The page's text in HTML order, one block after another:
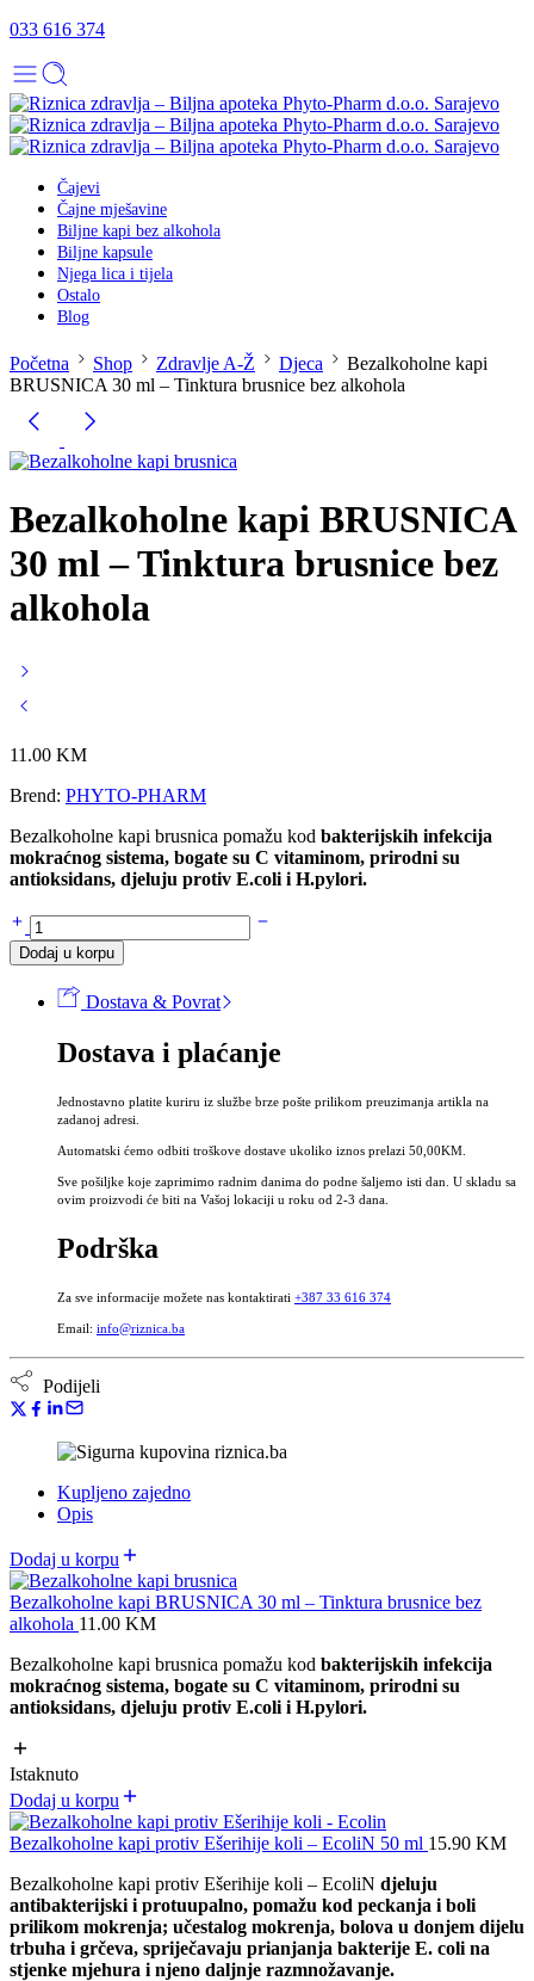
033 616 374
Čajevi
Čajne mješavine
Biljne kapi bez alkohola
Biljne kapsule
Njega lica i tijela
Ostalo
Blog
Početna Shop Zdravlje A-Ž Djeca
Bezalkoholne kapi
BRUSNICA 30 ml – Tinktura brusnice bez alkohola
Bezalkoholne kapi BRUSNICA
30 ml – Tinktura brusnice bez
alkohola
11.00 KM
Brend: PHYTO-PHARM
Bezalkoholne kapi brusnica pomažu kod bakterijskih infekcija
mokraćnog sistema, bogate su C vitaminom, prirodni su
antioksidans, djeluju protiv E.coli i H.pylori.
Bezalkoholne
kapi
BRUSNICA
Tinktura
brusnice
alkohola
Dodaj u korpu
Dostava & Povrat
Dostava i plaćanje
Jednostavno platite kuriru iz službe brze pošte prilikom preuzimanja artikla na
zadanoj adresi.
Automatski ćemo odbiti troškove dostave ukoliko iznos prelazi 50,00KM.
Sve pošiljke koje zaprimimo radnim danima do podne šaljemo isti dan. U skladu sa
ovim proizvodi će biti na Vašoj lokaciji u roku od 2-3 dana.
Podrška
Za sve informacije možete nas kontaktirati +387 33 616 374
Email: info@riznica.ba
Podijeli
Kupljeno zajedno
Opis
Dodaj u korpu
Bezalkoholne kapi BRUSNICA 30 ml – Tinktura brusnice bez
alkohola 11.00 KM
Bezalkoholne kapi brusnica pomažu kod bakterijskih infekcija
mokraćnog sistema, bogate su C vitaminom, prirodni su
antioksidans, djeluju protiv E.coli i H.pylori.
Istaknuto
Dodaj u korpu
Bezalkoholne kapi protiv Ešerihije koli – EcoliN 50 ml 15.90 KM
Bezalkoholne kapi protiv Ešerihije koli – EcoliN djeluju
antibakterijski i protuupalno, pomažu kod peckanja i boli
prilikom mokrenja; učestalog mokrenja, bolova u donjem dijelu
trbuha i grčeva, spriječavaju prianjanja bakterije E. coli na
stjenke mjehura i njeno daljnje razmnožavanje.